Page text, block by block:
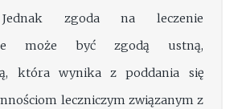
zgoda na leczenie
może być zgodą ustną,
która wynika z poddania się
leczniczym związanym z